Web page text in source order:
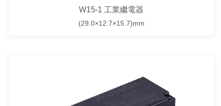
W15-1 工業繼電器
(29.0×12.7×15.7)mm